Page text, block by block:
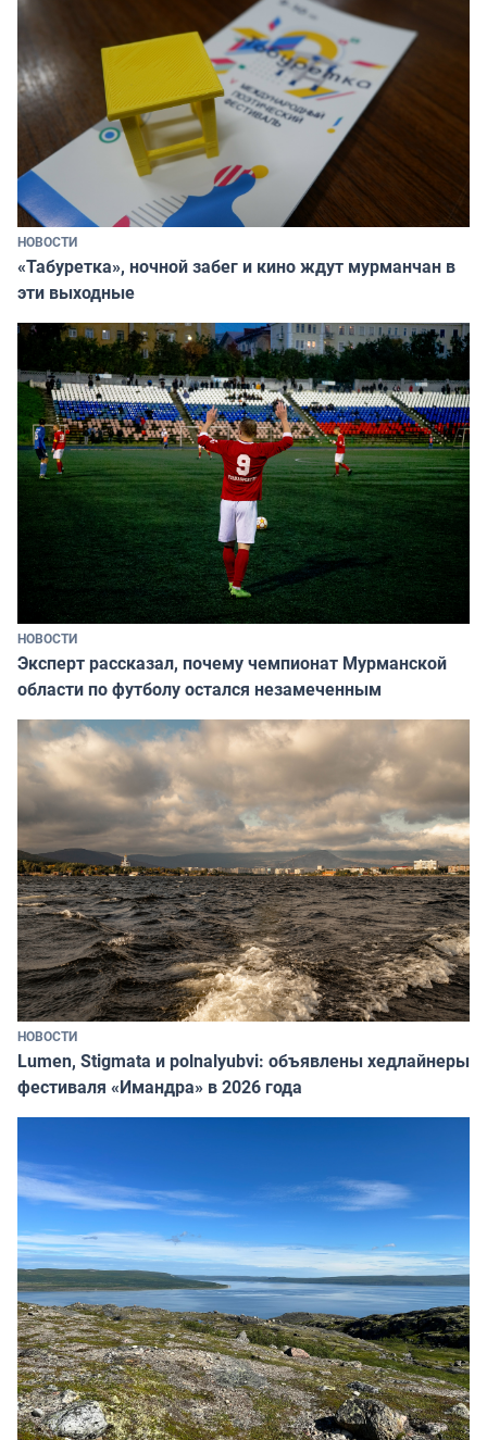
НОВОСТИ
«Табуретка», ночной забег и кино ждут мурманчан в
эти выходные
НОВОСТИ
Эксперт рассказал, почему чемпионат Мурманской
области по футболу остался незамеченным
НОВОСТИ
Lumen, Stigmata и polnalyubvi: объявлены хедлайнеры
фестиваля «Имандра» в 2026 года